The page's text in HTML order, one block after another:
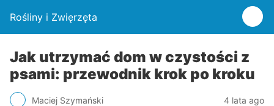
Rośliny i Zwięrzęta
Jak utrzymać dom w czystości z
psami: przewodnik krok po kroku
Maciej Szymański 4 lata ago